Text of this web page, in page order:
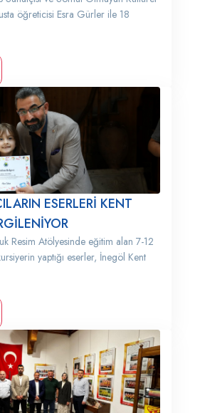
öğreticisi Esra Gürler ile 18
ESERLERİ KENT
Resim Atölyesinde eğitim alan 7-12
yaptığı eserler, İnegöl Kent